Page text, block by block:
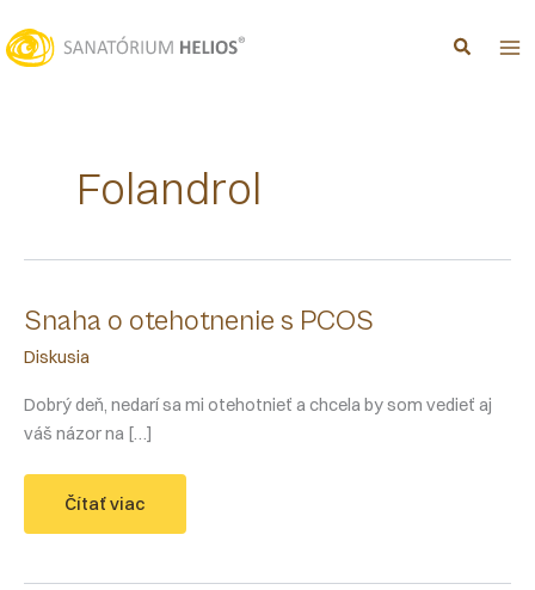
na
obsah
Folandrol
Snaha o otehotnenie s PCOS
Diskusia
Dobrý deň, nedarí sa mi otehotnieť a chcela by som vedieť aj
váš názor na […]
Snaha
otehotnenie
Čítať viac